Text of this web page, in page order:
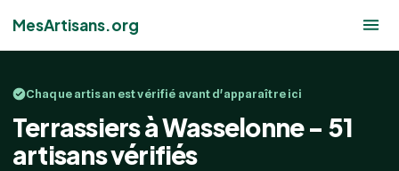
MesArtisans.org
Chaque artisan est vérifié avant d'apparaître ici
Terrassiers à Wasselonne - 51
artisans vérifiés